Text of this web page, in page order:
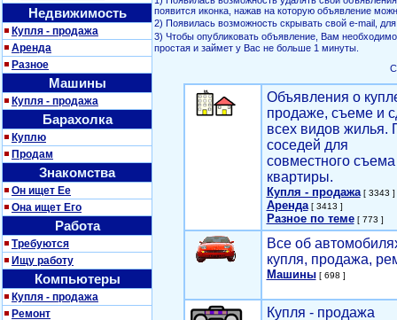
Недвижимость
Купля - продажа
Аренда
Разное
Машины
Купля - продажа
Барахолка
Куплю
Продам
Знакомства
Он ищет Ее
Она ищет Его
Работа
Требуются
Ищу работу
Компьютеры
Купля - продажа
Ремонт
появится иконка, нажав на которую объявление
2) Появилась возможность скрывать свой е-mail,
3) Чтобы опубликовать объявление, Вам
простая и займет у Вас не больше 1 минуты.
Объявления о
продаже, съеме и
всех видов жилья.
соседей для
совместного съема
квартиры.
Купля - продажа[ 3343 ]
Аренда[ 3413 ]
Разное по теме[ 773 ]
Все об
купля, продажа,
Машины[ 698 ]
Купля - продажа